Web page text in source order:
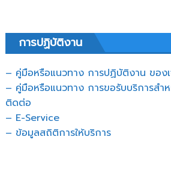
การปฏิบัติงาน
– คู่มือหรือแนวทาง การปฏิบัติงาน ของ
– คู่มือหรือแนวทาง การขอรับบริการสำ
ติดต่อ
– E-Service
– ข้อมูลสถิติการให้บริการ